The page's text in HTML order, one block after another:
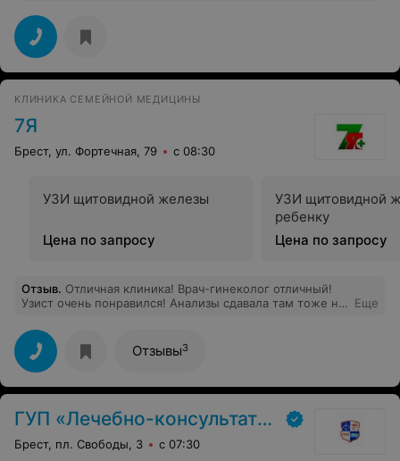
высококлассный специалист. Старшая медсестра
отделения хирургии и трансплантации Елена
Николаевна очень внимательная и доброжелательная
ко всем пациентам. Общее впечатление о больнице
положительное. Я счастлива, что обратилась в
медицинским работникам больницы.
КЛИНИКА СЕМЕЙНОЙ МЕДИЦИНЫ
7Я
Брест, ул. Фортечная, 79 с 08:30
УЗИ щитовидной железы
Цена по запросу
УЗИ щитовидной
ребенку
Цена по запросу
Отзыв. Отличная клиника! Врач-гинеколог отличный!
Узист очень понравился! Анализы сдавала там тоже не
практически с дня открытия. Всегда всё объяснят,
успокоят. Очень рекомендую всем обращаться сюда!
Еще
Отзывы3
ГУП «Лечебно-консультативная поликлиника»
Брест, пл. Свободы, 3 с 07:30